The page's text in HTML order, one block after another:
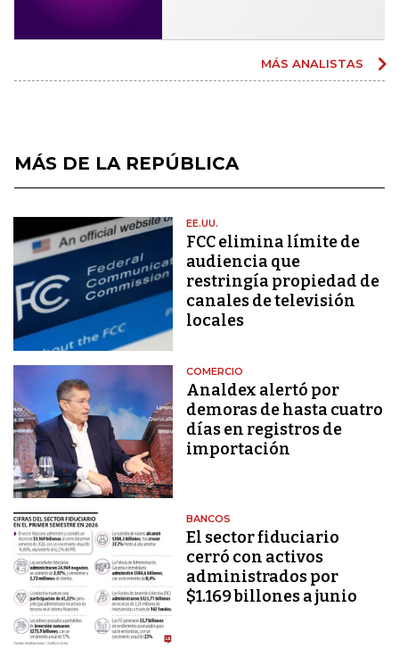
MÁS ANALISTAS
MÁS DE LA REPÚBLICA
EE.UU.
FCC elimina límite de
audiencia que
restringía propiedad de
canales de televisión
locales
COMERCIO
Analdex alertó por
demoras de hasta cuatro
días en registros de
importación
BANCOS
El sector fiduciario
cerró con activos
administrados por
$1.169 billones a junio